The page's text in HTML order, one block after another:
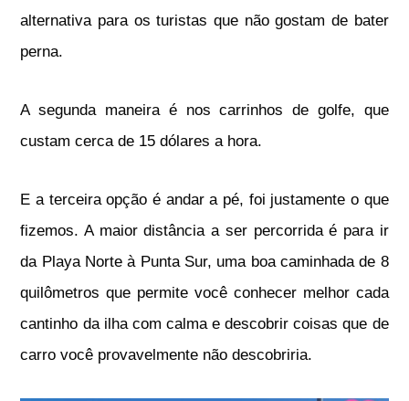
alternativa para os turistas que não gostam de bater
perna.
A segunda maneira é nos carrinhos de golfe, que
custam cerca de 15 dólares a hora.
E a terceira opção é andar a pé, foi justamente o que
fizemos. A maior distância a ser percorrida é para ir
da Playa Norte à Punta Sur, uma boa caminhada de 8
quilômetrosque permite você conhecer melhor cada
cantinho da ilha com calma e descobrir coisas que de
carro você provavelmente não descobriria.